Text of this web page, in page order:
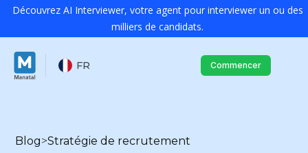
Découvrez AI Interviewer, votre agent pour interviewer un ou des
milliers de candidats.
FR Commencer
Blog>Stratégie de recrutement